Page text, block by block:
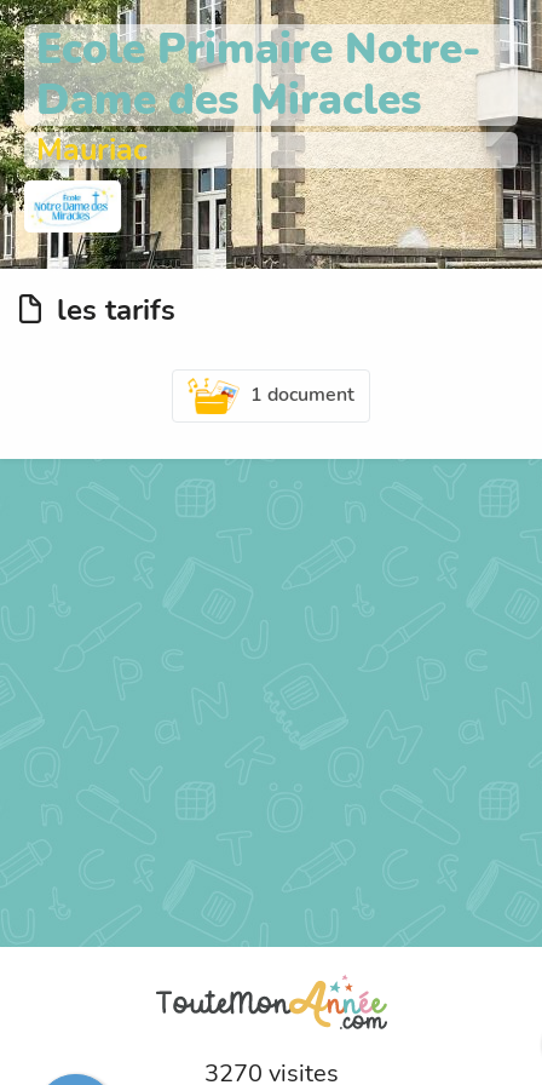
Ecole Primaire Notre-
Dame des Miracles
Mauriac
les tarifs
1 document
3270 visites